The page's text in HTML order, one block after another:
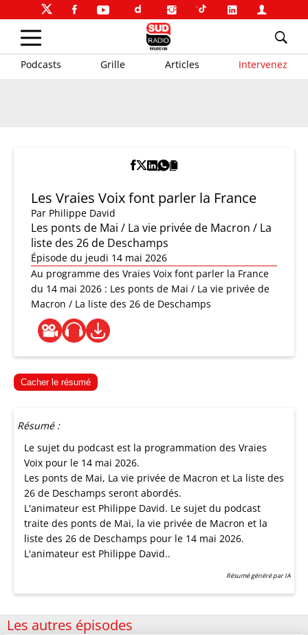
Podcasts Grille Articles Intervenez
Les Vraies Voix font parler la France
Par Philippe David
Les ponts de Mai / La vie privée de Macron / La
liste des 26 de Deschamps
Épisode du jeudi 14 mai 2026
Au programme des Vraies Voix font parler la France
du 14 mai 2026 : Les ponts de Mai / La vie privée de
Macron / La liste des 26 de Deschamps
Cacher le résumé
Résumé :
Le sujet du podcast est la programmation des Vraies
Voix pour le 14 mai 2026.
Les ponts de Mai, La vie privée de Macron et La liste des
26 de Deschamps seront abordés.
L'animateur est Philippe David. Le sujet du podcast
traite des ponts de Mai, la vie privée de Macron et la
liste des 26 de Deschamps pour le 14 mai 2026.
L'animateur est Philippe David..
Résumé généré par IA
Les autres épisodes